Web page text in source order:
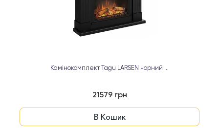
Камінокомплект Tagu LARSEN чорний ...
21579 грн
В Кошик